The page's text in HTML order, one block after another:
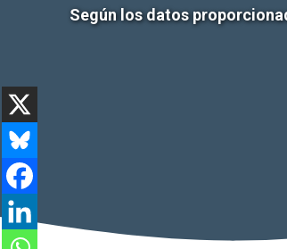
Según los datos